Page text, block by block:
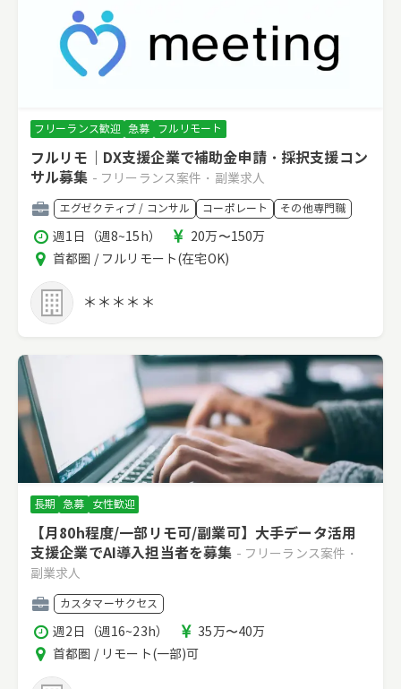
フリーランス歓迎 急募 フルリモート
フルリモ｜DX支援企業で補助金申請・採択支援コン
サル募集 - フリーランス案件・副業求人
職
種
エグゼクティブ / コンサル コーポレート その他専門職
稼
働
時
間
週1日（週8~15h）
報
酬
20万〜150万
エ
ア
首都圏 / フルリモート(在宅OK)
＊＊＊＊＊
長期 急募 女性歓迎
【月80h程度/一部リモ可/副業可】大手データ活用
支援企業でAI導入担当者を募集 - フリーランス案件・
副業求人
職
種
カスタマーサクセス
稼
働
時
間
週2日（週16~23h）
報
酬
35万〜40万
エ
ア
首都圏 / リモート(一部)可